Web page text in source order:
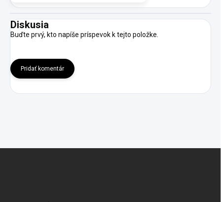
Diskusia
Buďte prvý, kto napíše príspevok k tejto položke.
Pridať komentár